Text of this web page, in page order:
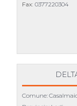
Fax: 0377220304
Comune: